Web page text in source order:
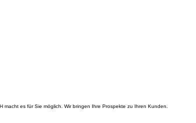
es für Sie möglich. Wir bringen Ihre Prospekte zu Ihren Kunden.